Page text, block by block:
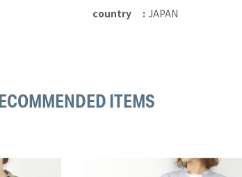
country
JAPAN
ITEMS